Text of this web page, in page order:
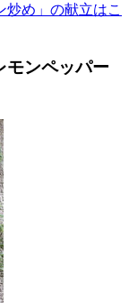
め」の献立はこ
モンペッパー